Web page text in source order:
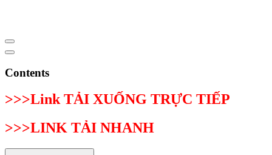
Contents
>>>Link TẢI XUỐNG TRỰC TIẾP
>>>LINK TẢI NHANH